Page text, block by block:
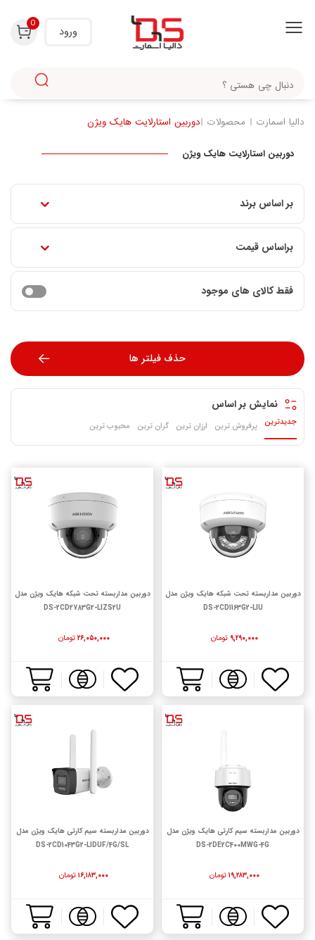
ورود
0
دالیا اسمارت محصولات دوربین استارلایت هایک ویژن
دوربین استارلایت هایک ویژن
بر اساس برند
براساس قیمت
فقط کالای های موجود
حذف فیلتر ها
نمایش بر اساس
جدیدترین پرفروش ترین ارزان ترین گران ترین محبوب ترین
دوربین مداربسته تحت شبکه هایک ویژن مدل
DS-2CD1163G2-LIU
۹,۲۹۰,۰۰۰ تومان
دوربین مداربسته تحت شبکه هایک ویژن مدل
DS-2CD2783G2-LIZS2U
۲۶,۰۵۰,۰۰۰ تومان
دوربین مداربسته سیم کارتی هایک ویژن مدل
DS-2DE2C400MWG-4G
۱۹,۲۸۳,۰۰۰ تومان
دوربین مداربسته سیم کارتی هایک ویژن مدل
DS-2CD1043G2-LIDUF/4G/SL
۱۶,۱۸۳,۰۰۰ تومان